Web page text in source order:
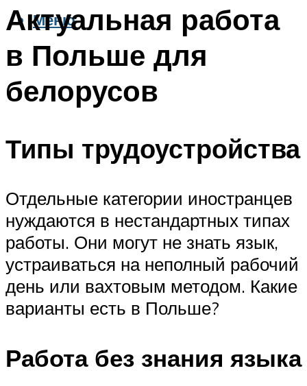
Меню
Актуальная работа
в Польше для
белорусов
Типы трудоустройства
Отдельные категории иностранцев
нуждаются в нестандартных типах
работы. Они могут не знать язык,
устраиваться на неполный рабочий
день или вахтовым методом. Какие
варианты есть в Польше?
Работа без знания языка